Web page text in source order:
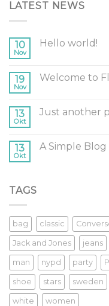
LATEST NEWS
10
Nov
Hello world!
19
Nov
Welcome to
13
Okt
Just another
13
Okt
A Simple Blog
TAGS
bag classic
Jack and Jones jeans
man nypd party
shoe stars sweden
white women